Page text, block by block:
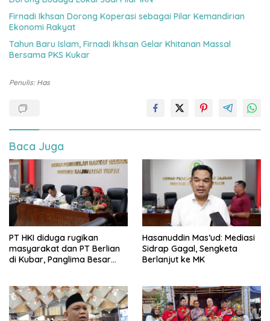
Firnadi Ikhsan Dorong Koperasi sebagai Pilar Kemandirian
Ekonomi Rakyat
Tahun Baru Islam, Firnadi Ikhsan Gelar Khitanan Massal
Bersama PKS Kukar
Penulis: Has
Baca Juga
PT HKI diduga rugikan
masyarakat dan PT Berlian
di Kubar, Panglima Besar
Hasanuddin Mas’ud: Mediasi
Sidrap Gagal, Sengketa
Berlanjut ke MK